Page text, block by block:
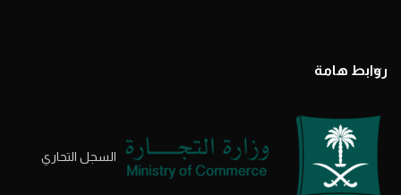
روابط هامة
السجل التحاري